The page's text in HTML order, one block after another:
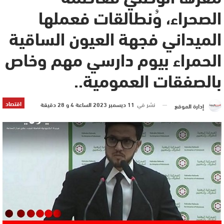
الصحراء، وُنطالقات فعملها
الميداني فجهة العيون الساقية
الحمراء بيوم دارسي مهم وخاص
بالصفقات العمومية..
اقتصاد إدارة الموقع نشر في 11 ديسمبر 2023 الساعة 4 و 28 دقيقة